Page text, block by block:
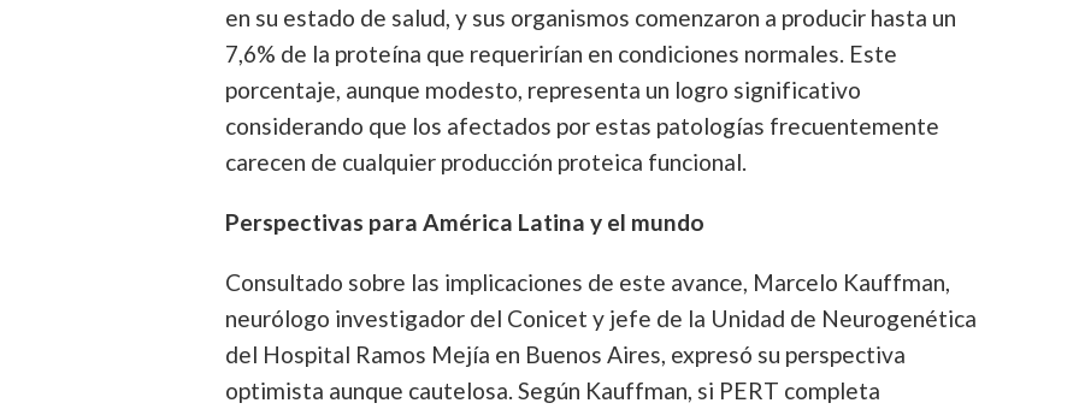
en su estado de salud, y sus organismos comenzaron a producir hasta un
7,6% de la proteína que requerirían en condiciones normales. Este
porcentaje, aunque modesto, representa un logro significativo
considerando que los afectados por estas patologías frecuentemente
carecen de cualquier producción proteica funcional.
Perspectivas para América Latina y el mundo
Consultado sobre las implicaciones de este avance, Marcelo Kauffman,
neurólogo investigador del Conicet y jefe de la Unidad de Neurogenética
del Hospital Ramos Mejía en Buenos Aires, expresó su perspectiva
optimista aunque cautelosa. Según Kauffman, si PERT completa